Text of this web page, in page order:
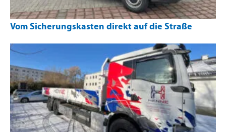
Vom Sicherungskasten direkt auf die Straße